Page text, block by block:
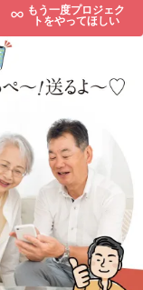
もう一度プロジェク
トをやってほしい